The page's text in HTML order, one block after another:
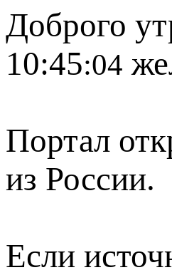
Доброго
10:45:04
Портал
из России.
Если